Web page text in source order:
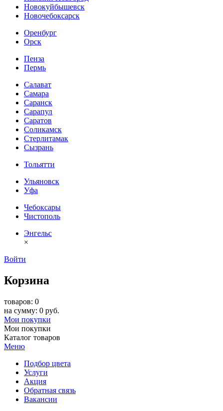
Новокуйбышевск
Новочебоксарск
Оренбург
Орск
Пенза
Пермь
Салават
Самара
Саранск
Сарапул
Саратов
Соликамск
Стерлитамак
Сызрань
Тольятти
Ульяновск
Уфа
Чебоксары
Чистополь
Энгельс
×
Войти
Корзина
товаров: 0
на сумму: 0 руб.
Мои покупки
Мои покупки
Каталог товаров
Меню
Подбор цвета
Услуги
Акция
Обратная связь
Вакансии